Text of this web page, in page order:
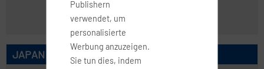
(FCO)
JAPAN
Publishern
verwendet, um
personalisierte
Werbung anzuzeigen.
Sie tun dies, indem